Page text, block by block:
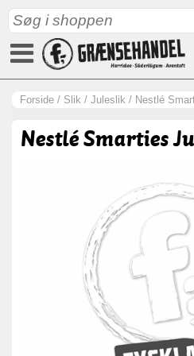
Forside / Slik / Juleslik / Nestlé
Nestlé Smarties